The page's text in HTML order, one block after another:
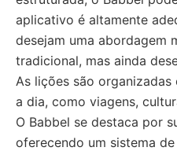
aplicativo é altamente
desejam uma abordagem
tradicional, mas ainda
As lições são
a dia, como viagens,
O Babbel se destaca por
oferecendo um sistema